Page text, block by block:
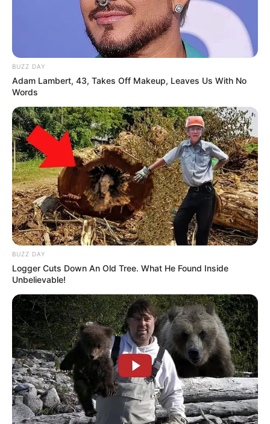
BUZZ DAY
Adam Lambert, 43, Takes Off Makeup, Leaves Us With No
Words
BUZZ DAY
Logger Cuts Down An Old Tree. What He Found Inside
Unbelievable!